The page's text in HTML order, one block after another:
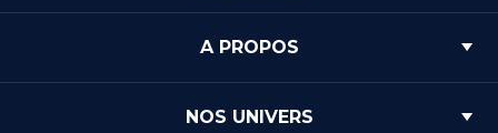
A PROPOS
NOS UNIVERS